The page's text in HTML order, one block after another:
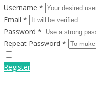
Username *
Email *
Password *
Repeat Password *
Register